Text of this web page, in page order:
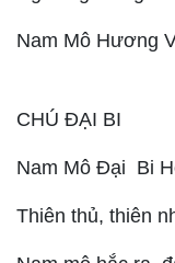
Nam Mô Hương
CHÚ ĐẠI BI
Nam Mô Đại Bi
Thiên thủ, thiên